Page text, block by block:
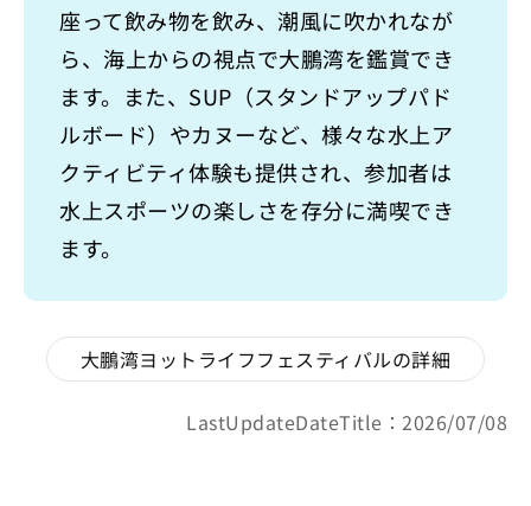
座って飲み物を飲み、潮風に吹かれなが
ら、海上からの視点で大鵬湾を鑑賞でき
ます。また、SUP（スタンドアップパド
ルボード）やカヌーなど、様々な水上ア
クティビティ体験も提供され、参加者は
水上スポーツの楽しさを存分に満喫でき
ます。
大鵬湾ヨットライフフェスティバルの詳細
LastUpdateDateTitle：2026/07/08